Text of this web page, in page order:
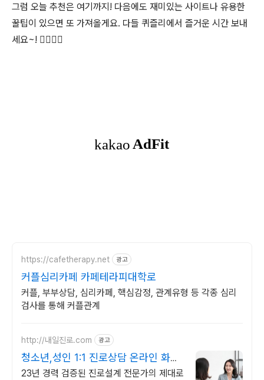
그럼 오늘 추천은 여기까지! 다음에도 재미있는 사이트나 유용한
꿀팁이 있으면 또 가져올게요. 다들 퀴즐리에서 즐거운 시간 보내
세요~! 🏃‍♂️🏃‍♀️
https://cafetherapy.net 광고
커플심리카페 카페테라피대학로
커플, 부부상담, 심리카페, 핵심감정, 관계유형 등 각종 심리
검사를 통해 커플관계
http://내일진로.com 광고
청소년,성인 1:1 진로상담 온라인 화상
진로/고민상담
23년 경력 검증된 진로설계 전문가의 제대로